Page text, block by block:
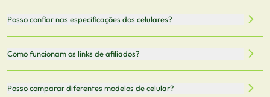
armazenamento, memória RAM, bateria e conectividade
5G.
vendedor antes de finalizar sua compra.
Posso confiar nas especificações dos celulares?
informações mais recentes de cada modelo.
Como funcionam os links de afiliados?
Posso comparar diferentes modelos de celular?